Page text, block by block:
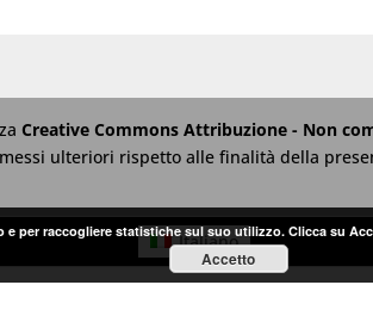
Creative Commons Attribuzione - Non
ulteriori rispetto alle finalità della
Italiano
per raccogliere statistiche sul suo utilizzo. Clicca su
Accetto